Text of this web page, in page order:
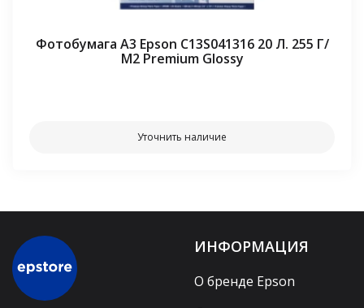
Фотобумага А3 Epson C13S041316 20 Л. 255 Г/
М2 Premium Glossy
Уточнить наличие
ИНФОРМАЦИЯ
О бренде Epson